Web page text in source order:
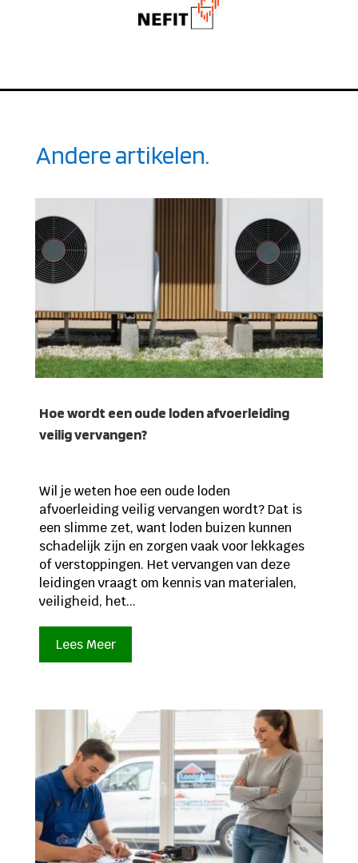
Andere artikelen.
Hoe wordt een oude loden afvoerleiding
veilig vervangen?
Wil je weten hoe een oude loden
afvoerleiding veilig vervangen wordt? Dat is
een slimme zet, want loden buizen kunnen
schadelijk zijn en zorgen vaak voor lekkages
of verstoppingen. Het vervangen van deze
leidingen vraagt om kennis van materialen,
veiligheid, het...
Lees Meer